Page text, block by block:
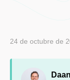
24 de octubre de